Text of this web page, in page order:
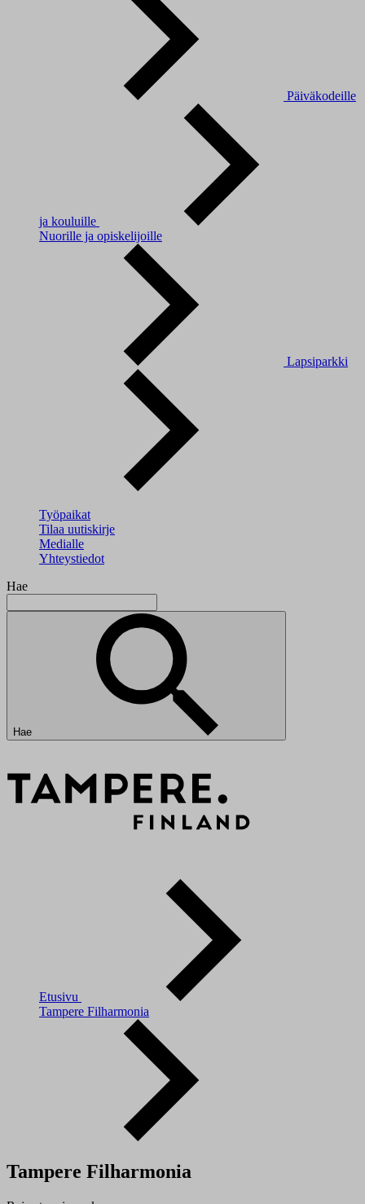
Päiväkodeille
ja kouluille
Nuorille ja opiskelijoille
Lapsiparkki
Työpaikat
Tilaa uutiskirje
Medialle
Yhteystiedot
Hae
Hae
Etusivu
Tampere Filharmonia
Tampere Filharmonia